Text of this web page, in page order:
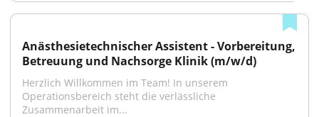
Anästhesietechnischer Assistent - Vorbereitung,
Betreuung und Nachsorge Klinik (m/w/d)
Herzlich Willkommen im Team! In unserem
Operationsbereich steht die verlässliche
Zusammenarbeit im...